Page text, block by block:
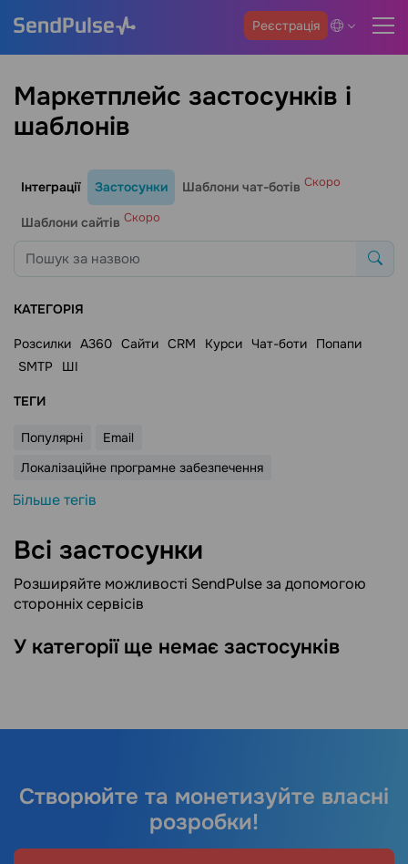
Реєстрація
Маркетплейс застосунків і
шаблонів
Інтеграції Застосунки Шаблони чат-ботів Скоро
Шаблони сайтів Скоро
КАТЕГОРІЯ
Розсилки A360 Сайти CRM Курси Чат-боти
Попапи
SMTP
ШІ
ТЕГИ
Популярні
Email
Локалізаційне програмне забезпечення
Більше тегів
Всі застосунки
Розширяйте можливості SendPulse за допомогою
сторонніх сервісів
У категорії ще немає застосунків
Створюйте та монетизуйте власні
розробки!